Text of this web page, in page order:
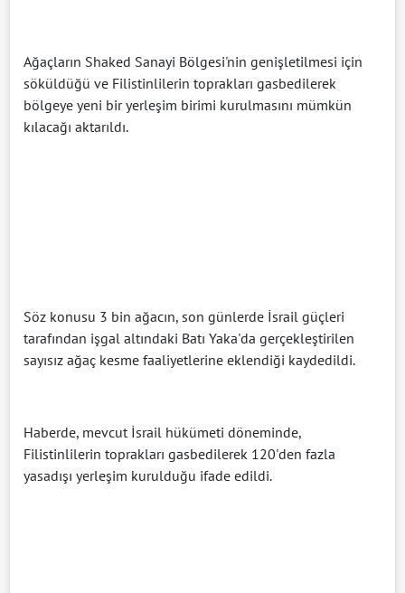
Ağaçların Shaked Sanayi Bölgesi'nin genişletilmesi için
söküldüğü ve Filistinlilerin toprakları gasbedilerek
bölgeye yeni bir yerleşim birimi kurulmasını mümkün
kılacağı aktarıldı.
Söz konusu 3 bin ağacın, son günlerde İsrail güçleri
tarafından işgal altındaki Batı Yaka'da gerçekleştirilen
sayısız ağaç kesme faaliyetlerine eklendiği kaydedildi.
Haberde, mevcut İsrail hükümeti döneminde,
Filistinlilerin toprakları gasbedilerek 120'den fazla
yasadışı yerleşim kurulduğu ifade edildi.